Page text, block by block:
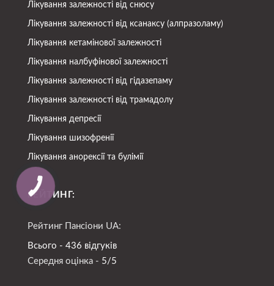
Лікування залежності від снюсу
Лікування залежності від ксанаксу (алпразоламу)
Лікування кетамінової залежності
Лікування налбуфінової залежності
Лікування залежності від гідазепаму
Лікування залежності від трамадолу
Лікування депресії
Лікування шизофренії
Лікування анорексії та булімії
РЕЙТИНГ:
Рейтинг Пансіони UA:
Всього - 436 відгуків
Середня оцінка - 5/5